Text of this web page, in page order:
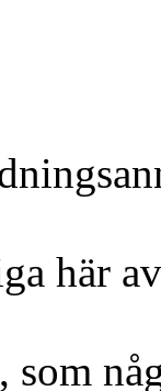
här
som